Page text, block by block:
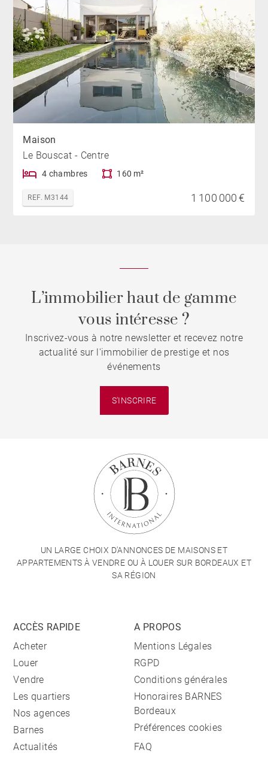
Maison
Le Bouscat - Centre
4 chambres 160 m²
REF. M3144 1 100 000 €
L’immobilier haut de gamme
vous intéresse ?
Inscrivez-vous à notre newsletter et recevez notre
actualité sur l'immobilier de prestige et nos
événements
S'INSCRIRE
UN LARGE CHOIX D'ANNONCES DE MAISONS ET
APPARTEMENTS À VENDRE OU À LOUER SUR BORDEAUX ET
SA RÉGION
ACCÈS RAPIDE
Acheter
Louer
Vendre
Les quartiers
Nos agences
Barnes
Actualités
A PROPOS
Mentions Légales
RGPD
Conditions générales
Honoraires BARNES
Bordeaux
Préférences cookies
FAQ